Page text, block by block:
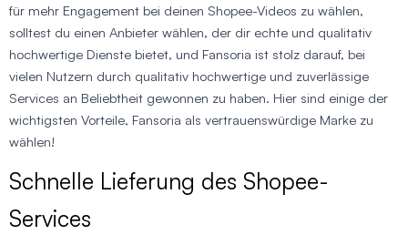
für mehr Engagement bei deinen Shopee-Videos zu wählen,
solltest du einen Anbieter wählen, der dir echte und qualitativ
hochwertige Dienste bietet, und Fansoria ist stolz darauf, bei
vielen Nutzern durch qualitativ hochwertige und zuverlässige
Services an Beliebtheit gewonnen zu haben. Hier sind einige der
wichtigsten Vorteile, Fansoria als vertrauenswürdige Marke zu
wählen!
Schnelle Lieferung des Shopee-
Services